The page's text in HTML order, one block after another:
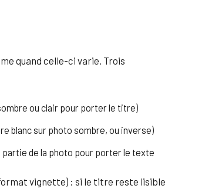
quand celle-ci varie. Trois
ou clair pour porter le titre)
blanc sur photo sombre, ou inverse)
de la photo pour porter le texte
vignette) : si le titre reste lisible